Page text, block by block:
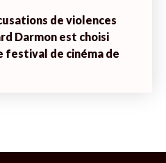
de violences
Darmon est choisi
festival de cinéma de